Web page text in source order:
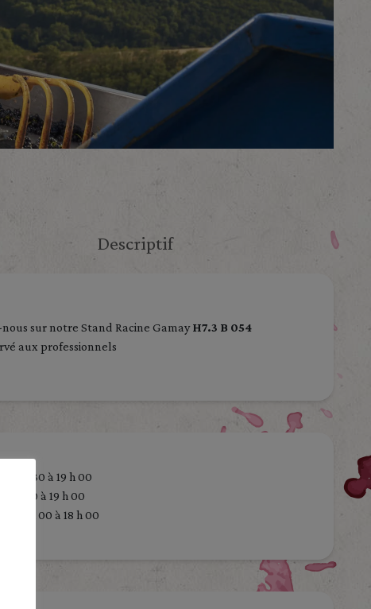
Descriptif
sur notre Stand Racine GamayH7.3 B 054
aux professionnels
14 h 30 à 19 h 00
h 00 à 19 h 00
10 h 00 à 18 h 00